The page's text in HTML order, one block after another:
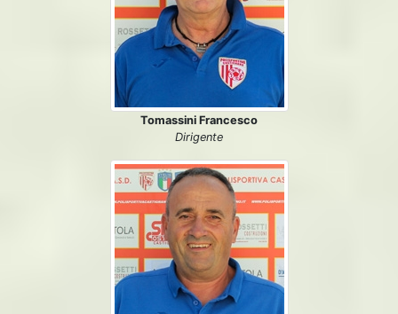
Tomassini Francesco
Dirigente